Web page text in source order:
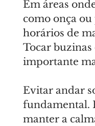
Em áreas
como onça
horários de
Tocar buzinas
importante
Evitar andar
fundamental.
manter a